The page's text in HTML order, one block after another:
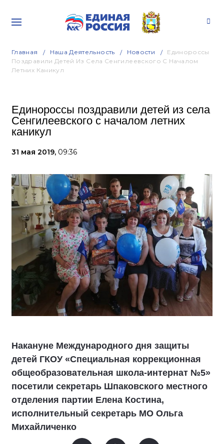
Главная Наша Деятельность Новости
Единороссы
Поздравили Детей Из Села Сенгилеевского С Началом
Летних Каникул
Единороссы поздравили детей из села
Сенгилеевского с началом летних
каникул
31 мая 2019, 09:36
Накануне Международного дня защиты
детей ГКОУ «Специальная коррекционная
общеобразовательная школа-интернат №5»
посетили секретарь Шпаковского местного
отделения партии Елена Костина,
исполнительный секретарь МО Ольга
Михайличенко